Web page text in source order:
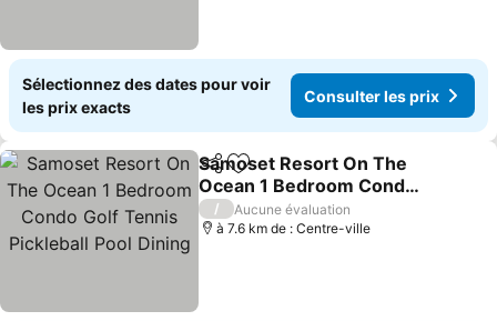
Sélectionnez des dates pour voir
les prix exacts
Consulter les prix
PartagerAjouter à mes favoris
Samoset Resort On The
Ocean 1 Bedroom Condo
Golf Tennis Pickleball Pool
Dining
Consulter les prix
/
Aucune évaluation
à 7.6 km de : Centre-ville